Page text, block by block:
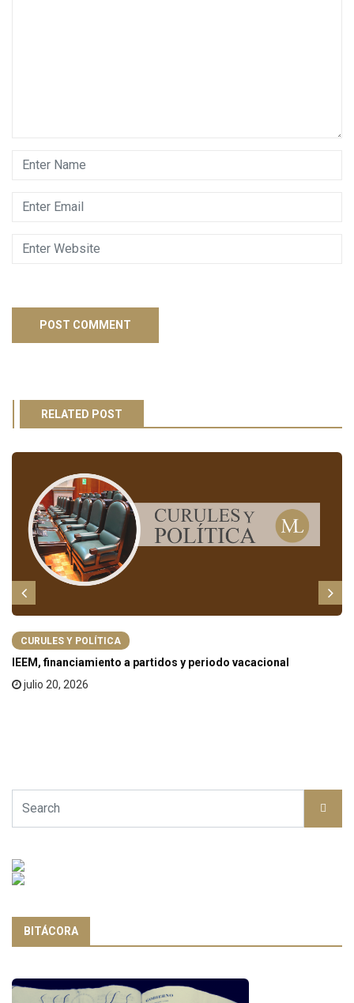
RELATED POST
CURULES Y POLÍTICA
IEEM, financiamiento a partidos y periodo vacacional
julio 20, 2026
BITÁCORA